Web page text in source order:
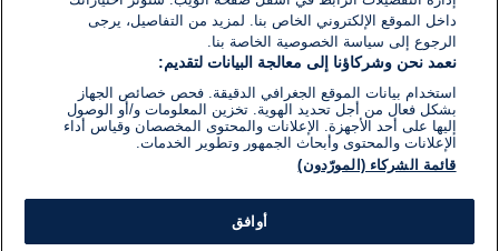
داخل الموقع الإلكتروني الخاص بنا. لمزيد من التفاصيل، يرجى
الرجوع إلى سياسة الخصوصية الخاصة بنا.
نعمد نحن وشركاؤنا إلى معالجة البيانات لتقديم:
استخدام بيانات الموقع الجغرافي الدقيقة. فحص خصائص الجهاز
بشكل فعال من أجل تحديد الهوية. تخزين المعلومات و/أو الوصول
إليها على أحد الأجهزة. الإعلانات والمحتوى المخصصان وقياس أداء
الإعلانات والمحتوى وأبحاث الجمهور وتطوير الخدمات.
قائمة الشركاء (المورّدون)
أوافق